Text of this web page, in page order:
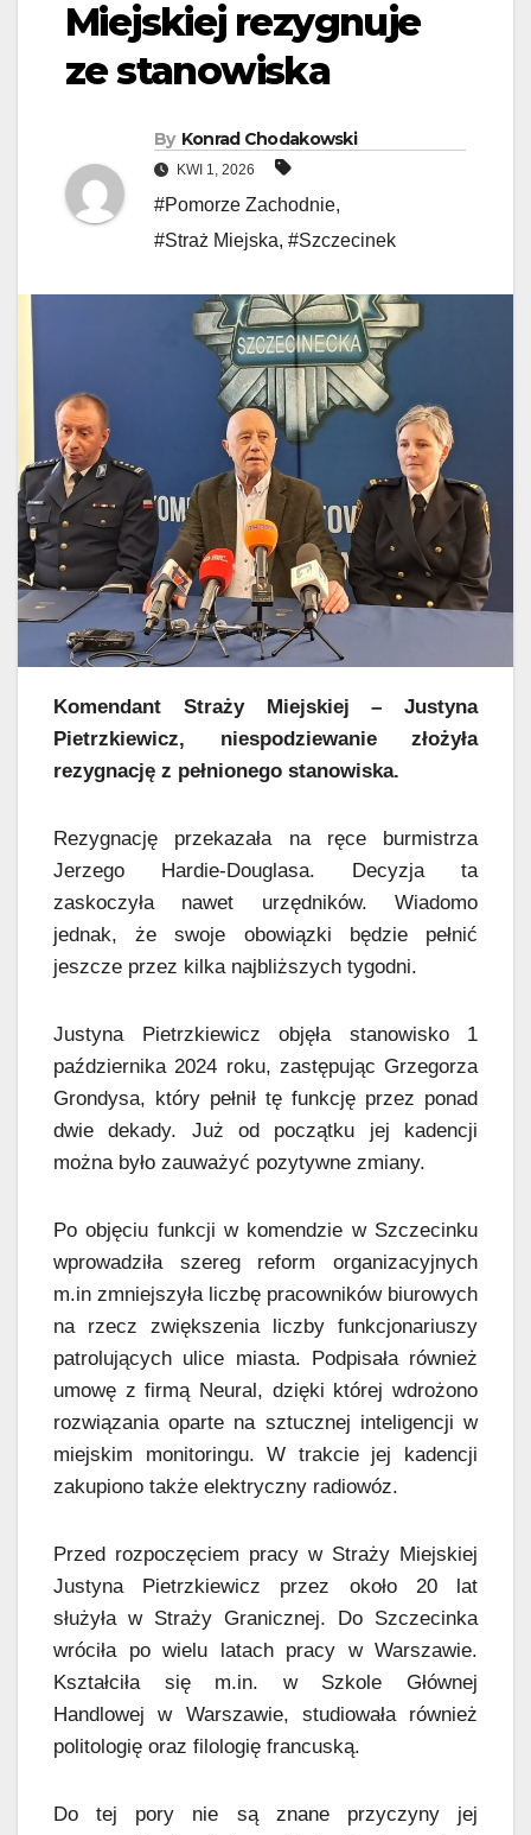
Miejskiej rezygnuje
ze stanowiska
By Konrad Chodakowski
KWI 1, 2026
#Pomorze Zachodnie,
#Straż Miejska, #Szczecinek
Komendant Straży Miejskiej – Justyna
Pietrzkiewicz, niespodziewanie złożyła
rezygnację z pełnionego stanowiska.
Rezygnację przekazała na ręce burmistrza
Jerzego Hardie-Douglasa. Decyzja ta
zaskoczyła nawet urzędników. Wiadomo
jednak, że swoje obowiązki będzie pełnić
jeszcze przez kilka najbliższych tygodni.
Justyna Pietrzkiewicz objęła stanowisko 1
października 2024 roku, zastępując Grzegorza
Grondysa, który pełnił tę funkcję przez ponad
dwie dekady. Już od początku jej kadencji
można było zauważyć pozytywne zmiany.
Po objęciu funkcji w komendzie w Szczecinku
wprowadziła szereg reform organizacyjnych
m.in zmniejszyła liczbę pracowników biurowych
na rzecz zwiększenia liczby funkcjonariuszy
patrolujących ulice miasta. Podpisała również
umowę z firmą Neural, dzięki której wdrożono
rozwiązania oparte na sztucznej inteligencji w
miejskim monitoringu. W trakcie jej kadencji
zakupiono także elektryczny radiowóz.
Przed rozpoczęciem pracy w Straży Miejskiej
Justyna Pietrzkiewicz przez około 20 lat
służyła w Straży Granicznej. Do Szczecinka
wróciła po wielu latach pracy w Warszawie.
Kształciła się m.in. w Szkole Głównej
Handlowej w Warszawie, studiowała również
politologię oraz filologię francuską.
Do tej pory nie są znane przyczyny jej